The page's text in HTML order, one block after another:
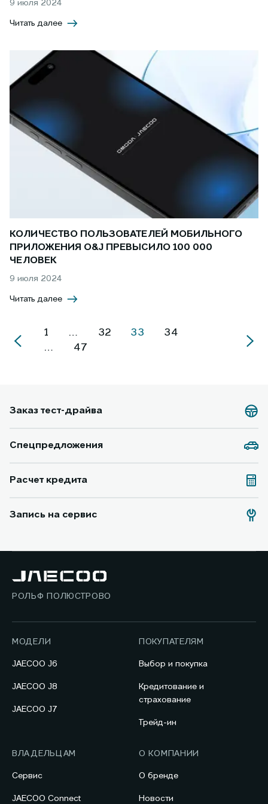
9 июля 2024
Читать далее
КОЛИЧЕСТВО ПОЛЬЗОВАТЕЛЕЙ МОБИЛЬНОГО
ПРИЛОЖЕНИЯ O&J ПРЕВЫСИЛО 100 000
ЧЕЛОВЕК
9 июля 2024
Читать далее
1 … 32 33
34
…
47
Заказ тест-драйва
Спецпредложения
Расчет кредита
Запись на сервис
РОЛЬФ ПОЛЮСТРОВО
МОДЕЛИ
JAECOO J6
JAECOO J8
JAECOO J7
ПОКУПАТЕЛЯМ
Выбор и покупка
Кредитование и
страхование
Трейд-ин
ВЛАДЕЛЬЦАМ
Сервис
JAECOO Connect
О КОМПАНИИ
О бренде
Новости